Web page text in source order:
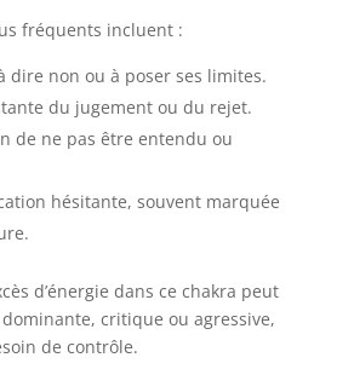
fréquents incluent :
dire non ou à poser ses limites.
du jugement ou du rejet.
de ne pas être entendu ou
hésitante, souvent marquée
d’énergie dans ce chakra peut
critique ou agressive,
de contrôle.